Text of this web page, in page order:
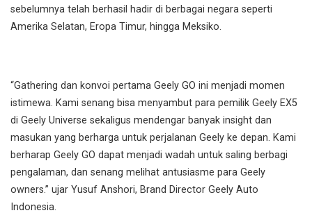
sebelumnya telah berhasil hadir di berbagai negara seperti
Amerika Selatan, Eropa Timur, hingga Meksiko.
“Gathering dan konvoi pertama Geely GO ini menjadi momen
istimewa. Kami senang bisa menyambut para pemilik Geely EX5
di Geely Universe sekaligus mendengar banyak insight dan
masukan yang berharga untuk perjalanan Geely ke depan. Kami
berharap Geely GO dapat menjadi wadah untuk saling berbagi
pengalaman, dan senang melihat antusiasme para Geely
owners.” ujar Yusuf Anshori, Brand Director Geely Auto
Indonesia.